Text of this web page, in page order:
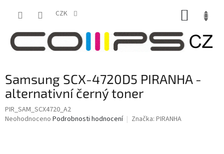
CZK
Samsung SCX-4720D5 PIRANHA -
alternativní černý toner
PIR_SAM_SCX4720_A2
Průměrné
Neohodnoceno Podrobnosti hodnocení Značka: PIRANHA